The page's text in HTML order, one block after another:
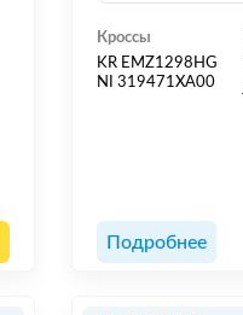
Кроссы
KR EMZ1298HG
NI 319471XA00
Подробнее